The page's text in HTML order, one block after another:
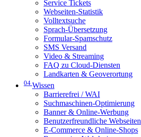
Service Tickets
Webseiten-Statistik
Volltextsuche
Sprach-Übersetzung
Formular-Spamschutz
SMS Versand
Video & Streaming
FAQ zu Cloud-Diensten
Landkarten & Geoverortung
04 Wissen
Barrierefrei / WAI
Suchmaschinen-Optimierung
Banner & Online-Werbung
Benutzerfreundliche Webseiten
E-Commerce & Online-Shops